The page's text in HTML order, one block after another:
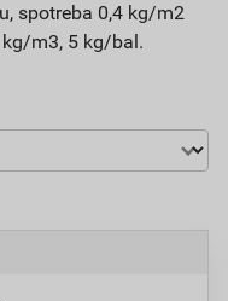
spotreba 0,4 kg/m2
m3, 5 kg/bal.